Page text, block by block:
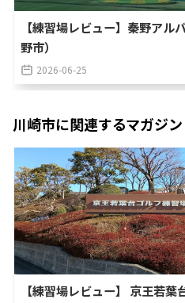
【練習場レビュー】秦野アル
野市）
2026-06-25
川崎市に関連するマガジン
【練習場レビュー】 京王若葉